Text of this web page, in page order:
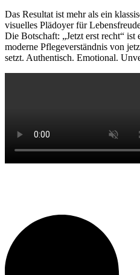
Das Resultat ist mehr als ein
visuelles Plädoyer für
Die Botschaft: „Jetzt erst recht“ ist
moderne Pflegeverständnis von
setzt. Authentisch. Emotional.